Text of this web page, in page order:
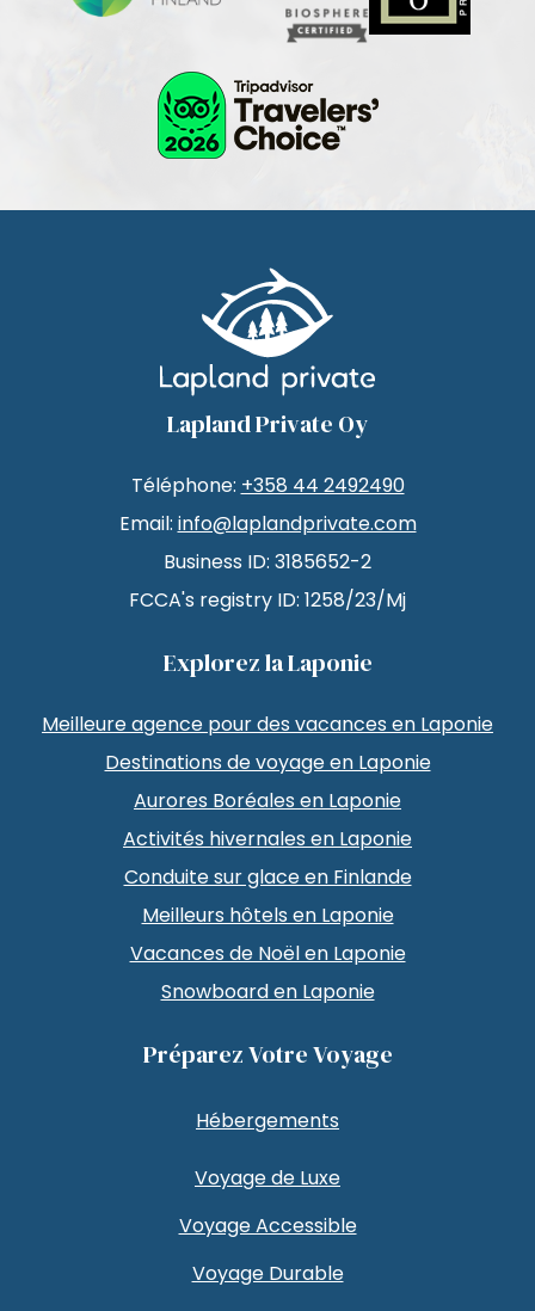
Lapland Private Oy
Téléphone: +358 44 2492490
Email: info@laplandprivate.com
Business ID: 3185652-2
FCCA's registry ID: 1258/23/Mj
Explorez la Laponie
Meilleure agence pour des vacances en Laponie
Destinations de voyage en Laponie
Aurores Boréales en Laponie
Activités hivernales en Laponie
Conduite sur glace en Finlande
Meilleurs hôtels en Laponie
Vacances de Noël en Laponie
Snowboard en Laponie
Préparez Votre Voyage
Hébergements
Voyage de Luxe
Voyage Accessible
Voyage Durable